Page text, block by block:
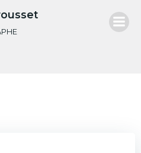
au
contenu